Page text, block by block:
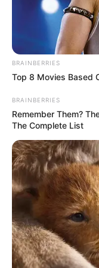
los pequeños
quienes trabajan día
Lea También: El
beneficios
BRAINBERRIES
Top 8 Movies Based
BRAINBERRIES
Remember Them?
The Complete List